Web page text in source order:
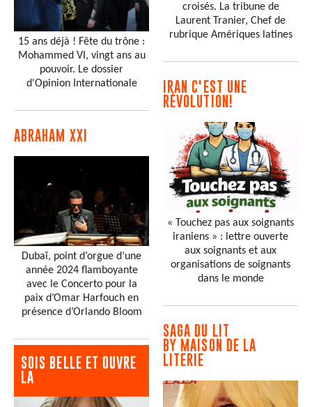
15 ans déjà ! Fête du trône :
Mohammed VI, vingt ans au
pouvoir. Le dossier
d'Opinion Internationale
ABRAHAM XXI
Dubaï, point d’orgue d’une
année 2024 flamboyante
avec le Concerto pour la
paix d’Omar Harfouch en
présence d’Orlando Bloom
SOIS BELLE ET OUVRE
LA
croisés. La tribune de
Laurent Tranier, Chef de
rubrique Amériques latines
IRAN C'EST UNE
RÉVOLUTION!
« Touchez pas aux soignants
iraniens » : lettre ouverte
aux soignants et aux
organisations de soignants
dans le monde
SAGA DU LIT
BY MAISON DE LA
LITERIE